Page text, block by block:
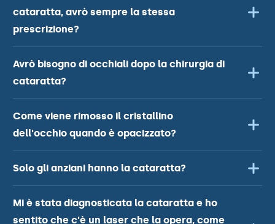
cataratta, avrò sempre la stessa
prescrizione?
Avrò bisogno di occhiali dopo la chirurgia di
cataratta?
Come viene rimosso il cristallino
dell'occhio quando è opacizzato?
Solo gli anziani hanno la cataratta?
Mi è stata diagnosticata la cataratta e ho
sentito che c'è un laser che la opera, come